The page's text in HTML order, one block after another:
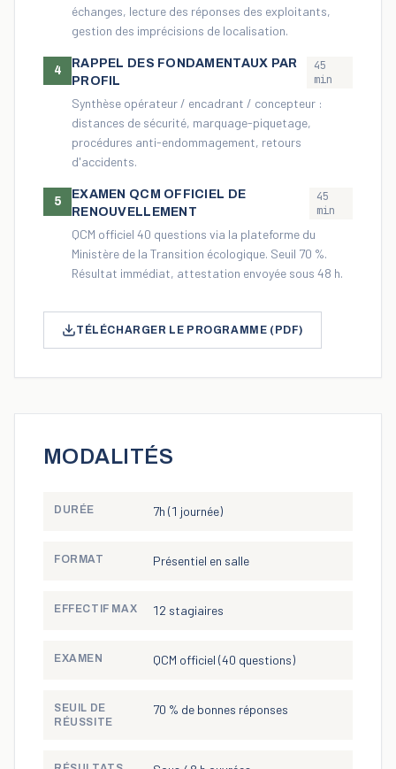
échanges, lecture des réponses des exploitants,
gestion des imprécisions de localisation.
4
RAPPEL DES FONDAMENTAUX PAR
PROFIL
45
min
Synthèse opérateur / encadrant / concepteur :
distances de sécurité, marquage-piquetage,
procédures anti-endommagement, retours
d'accidents.
5
EXAMEN QCM OFFICIEL DE
RENOUVELLEMENT
45
min
QCM officiel 40 questions via la plateforme du
Ministère de la Transition écologique. Seuil 70 %.
Résultat immédiat, attestation envoyée sous 48 h.
TÉLÉCHARGER LE PROGRAMME (PDF)
MODALITÉS
DURÉE 7h (1 journée)
FORMAT Présentiel en salle
EFFECTIF MAX 12 stagiaires
EXAMEN QCM officiel (40 questions)
SEUIL DE
RÉUSSITE
70 % de bonnes réponses